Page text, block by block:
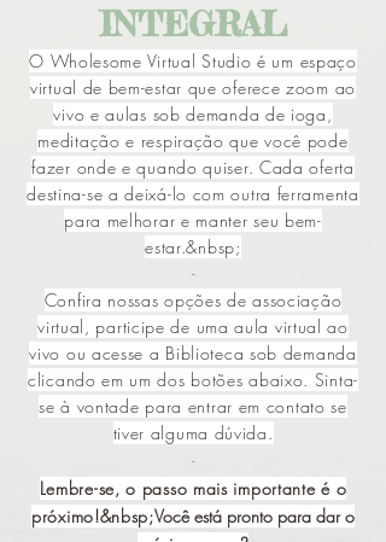
INTEGRAL
O Wholesome Virtual Studio é um espaço
virtual de bem-estar que oferece zoom ao
vivo e aulas sob demanda de ioga,
meditação e respiração que você pode
fazer onde e quando quiser. Cada oferta
destina-se a deixá-lo com outra ferramenta
para melhorar e manter seu bem-
estar.&nbsp;
-
Confira nossas opções de associação
virtual, participe de uma aula virtual ao
vivo ou acesse a Biblioteca sob demanda
clicando em um dos botões abaixo. Sinta-
se à vontade para entrar em contato se
tiver alguma dúvida.
-
Lembre-se, o passo mais importante é o
próximo!&nbsp;Você está pronto para dar o